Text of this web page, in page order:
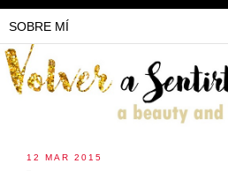
12 MAR 2015